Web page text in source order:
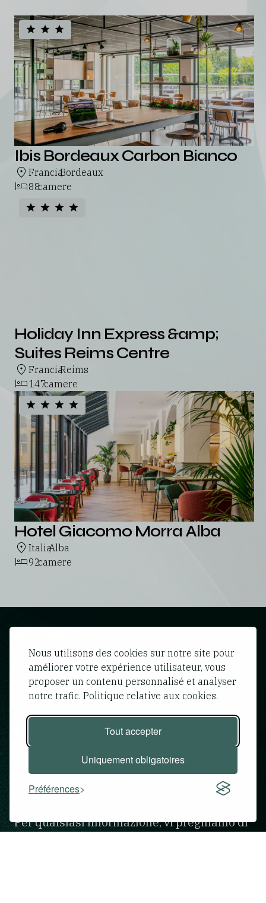
Nous utilisons des cookies sur notre site pour
améliorer votre expérience utilisateur, vous
proposer un contenu personnalisé et analyser
notre trafic. Politique relative aux cookies.
Tout accepter
Uniquement obligatoires
Préférences
Ibis Bordeaux Carbon Bianco
Francia
,
Bordeaux
88camere
Holiday Inn Express &amp;
Suites Reims Centre
Francia
,
Reims
147camere
Hotel Giacomo Morra Alba
Italia
,
Alba
92camere
servizio di un progetto
collettivo
Realizziamo insieme i vostri progetti
Il nostro team di investimento è a vostra
disposizione per discutere dei vostri
progetti di acquisizione, coinvestimento o
gestione patrimoniale.
Per qualsiasi informazione, vi preghiamo di